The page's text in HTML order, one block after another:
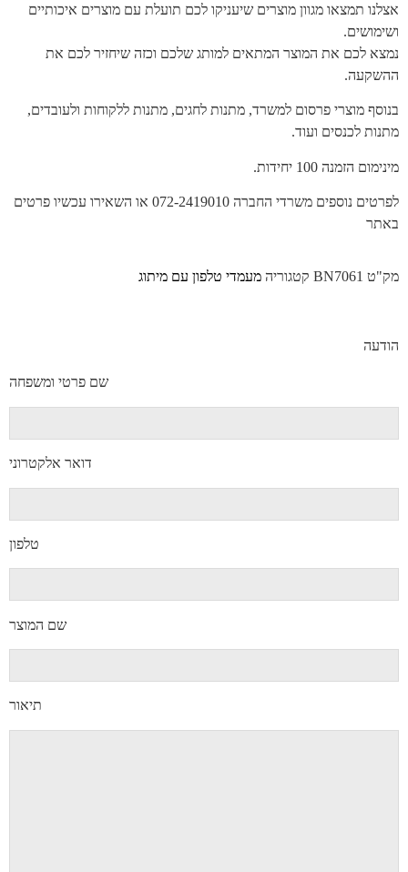
אצלנו תמצאו מגוון מוצרים שיעניקו לכם תועלת עם מוצרים איכותיים
ושימושים.
נמצא לכם את המוצר המתאים למותג שלכם וכזה שיחזיר לכם את
ההשקעה.
בנוסף מוצרי פרסום למשרד, מתנות לחגים, מתנות ללקוחות ולעובדים,
מתנות לכנסים ועוד.
מינימום הזמנה 100 יחידות.
לפרטים נוספים משרדי החברה 072-2419010 או השאירו עכשיו פרטים
באתר
מק"טBN7061 קטגוריה מעמדי טלפון עם מיתוג
הודעה
שם פרטי ומשפחה
דואר אלקטרוני
טלפון
שם המוצר
תיאור